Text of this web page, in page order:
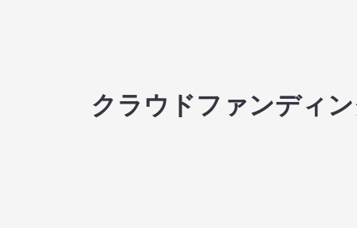
クラウドファンディ